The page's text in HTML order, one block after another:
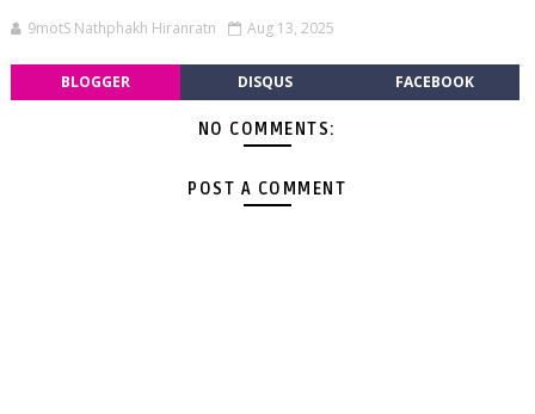
9motS Nathphakh Hiranratn Aug 13, 2025
BLOGGER DISQUS FACEBOOK
NO COMMENTS:
POST A COMMENT